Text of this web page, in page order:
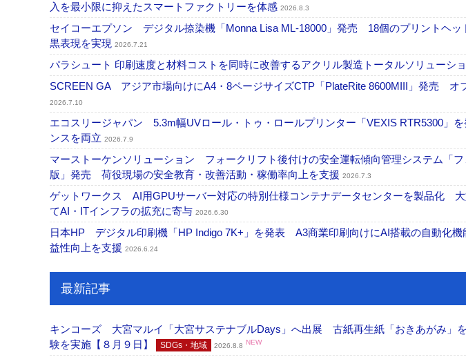
入を最小限に抑えたスマートファクトリーを体感 2026.8.3
セイコーエプソン デジタル捺染機「Monna Lisa ML-18000」発売 18個のプリントヘッ
黒表現を実現 2026.7.21
パラシュート 印刷速度と材料コストを同時に改善するアクリル製造トータルソリューシ
SCREEN GA アジア市場向けにA4・8ページサイズCTP「PlateRite 8600MIII」発売 オ
2026.7.10
エコスリージャパン 5.3m幅UVロール・トゥ・ロールプリンター「VEXIS RTR5300」
ンスを両立 2026.7.9
マーストーケンソリューション フォークリフト後付けの安全運転傾向管理システム「
版」発売 荷役現場の安全教育・改善活動・稼働率向上を支援 2026.7.3
ゲットワークス AI用GPUサーバー対応の特別仕様コンテナデータセンターを製品化 大
てAI・ITインフラの拡充に寄与 2026.6.30
日本HP デジタル印刷機「HP Indigo 7K+」を発表 A3商業印刷向けにAI搭載の自動化機
益性向上を支援 2026.6.24
最新記事
キンコーズ 大宮マルイ「大宮サステナブルDays」へ出展 古紙再生紙「おきあがみ」
験を実施【８月９日】
SDGs・地域 2026.8.8 NEW